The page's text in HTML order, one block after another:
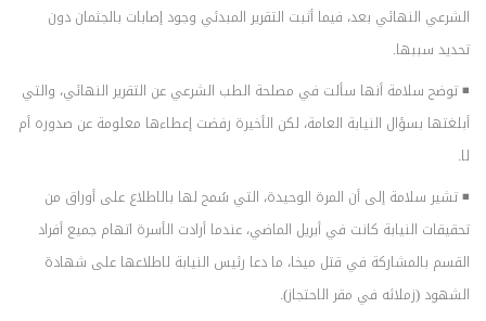
الشرعي النهائي بعد، فيما أثبت التقرير المبدئي وجود إصابات بالجثمان دون
تحديد سببها.
◾ توضح سلامة أنها سألت في مصلحة الطب الشرعي عن التقرير النهائي، والتي
أبلغتها بسؤال النيابة العامة، لكن الأخيرة رفضت إعطاءها معلومة عن صدوره أم
لا.
◾ تشير سلامة إلى أن المرة الوحيدة، التي سُمح لها بالاطلاع على أوراق من
تحقيقات النيابة كانت في أبريل الماضي، عندما أرادت الأسرة اتهام جميع أفراد
القسم بالمشاركة في قتل ميخا، ما دعا رئيس النيابة لاطلاعها على شهادة
الشهود (زملائه في مقر الاحتجاز).